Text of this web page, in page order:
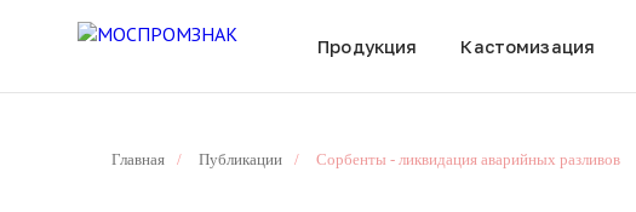
Продукция Кастомизация
Главная / Публикации / Сорбенты - ликвидация аварийных разливов